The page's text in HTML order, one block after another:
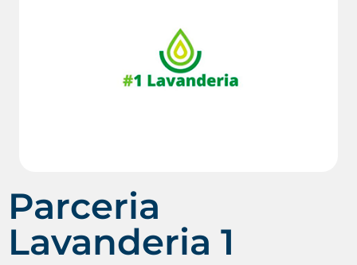
Parceria
Lavanderia 1